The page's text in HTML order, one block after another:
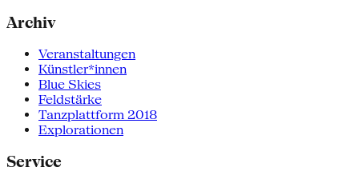
Archiv
Veranstaltungen
Künstler*innen
Blue Skies
Feldstärke
Tanzplattform 2018
Explorationen
Service